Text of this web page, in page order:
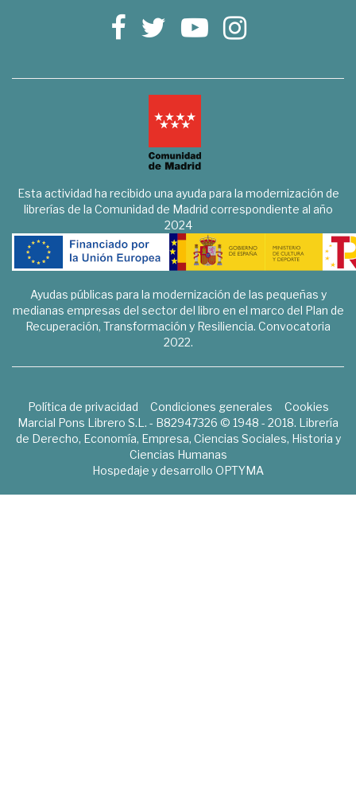
Esta actividad ha recibido una ayuda para la modernización de
librerías de la Comunidad de Madrid correspondiente al año
2024
Ayudas públicas para la modernización de las pequeñas y
medianas empresas del sector del libro en el marco del Plan de
Recuperación, Transformación y Resiliencia. Convocatoria
2022.
Política de privacidad Condiciones generales
Cookies
Marcial Pons Librero S.L. - B82947326 © 1948 - 2018. Librería
de Derecho, Economía, Empresa, Ciencias Sociales, Historia y
Ciencias Humanas
Hospedaje y desarrollo OPTYMA